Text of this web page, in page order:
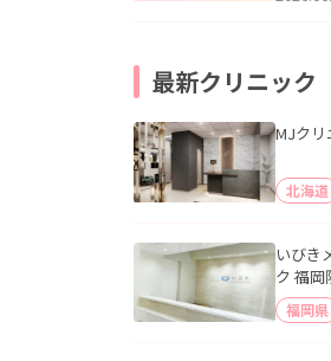
最新クリニック
MJク
北海道
いびき
ク 福岡
福岡県